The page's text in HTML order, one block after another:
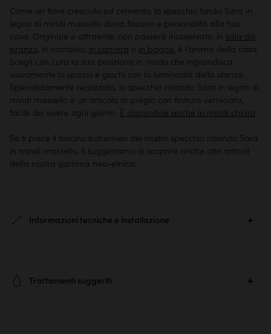
Come un fiore cresciuto sul cemento, lo specchio tondo Sara in
legno di mindi massello dona fascino e personalità alla tua
casa. Originale e attraente, non passerà inosservato: in sala da
pranzo, in corridoio, in camera o in bagno, è l'anima della casa.
Scegli con cura la sua posizione in modo che ingrandisca
visivamente lo spazio e giochi con la luminosità della stanza.
Splendidamente realizzato, lo specchio rotondo Sara in legno di
mindi massello è un articolo di pregio con finitura verniciata,
facile da vivere ogni giorno. È disponibile anche in mindi chiaro.
Se ti piace il fascino bohémien del nostro specchio rotondo Sara
in mindi massello, ti suggeriamo di scoprire anche altri articoli
della nostra gamma neo-etnica.
Informazioni tecniche e installazione
Trattamenti suggeriti